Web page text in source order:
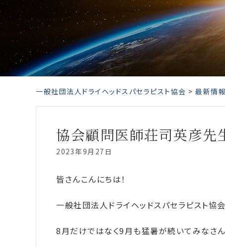
一般社団法人ドライヘッドスパセラピスト協会 > 最新情報
協会顧問医師荘司英彦先
2023年9月27日
皆さんこんにちは！
一般社団法人ドライヘッドスパセラピスト協
8月だけではなく9月も猛暑が続いてみなさん